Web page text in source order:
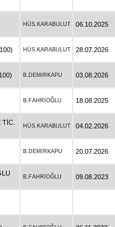
HÜS.KARABULUT 06.10.2025
HÜS.KARABULUT 28.07.2026
B.DEMİRKAPU 03.08.2026
B.FAHRİOĞLU 18.08.2025
TİC.
HÜS.KARABULUT 04.02.2026
B.DEMİRKAPU 20.07.2026
B.FAHRİOĞLU 09.08.2023